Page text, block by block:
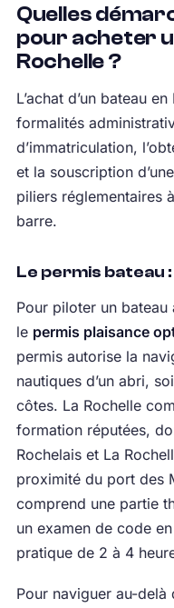
Quelles
pour acheter
Rochelle ?
L’achat d’un bateau
formalités
d’immatriculation,
et la souscription
piliers réglementaires
barre.
Le permis
Pour piloter un
le permis plaisance
permis autorise la
nautiques d’un abri,
côtes. La Rochelle
formation réputées,
Rochelais et La
proximité du port des
comprend une partie
un examen de code
pratique de 2 à 4
Pour naviguer au-delà